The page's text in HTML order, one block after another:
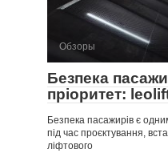
Обзоры
Безпека
пріоритет:
Безпека пасажирів є
під час проєктування,
ліфтового